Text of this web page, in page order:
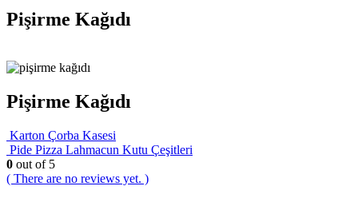
Pişirme Kağıdı
Pişirme Kağıdı
Karton Çorba Kasesi
Pide Pizza Lahmacun Kutu Çeşitleri
0 out of 5
( There are no reviews yet. )